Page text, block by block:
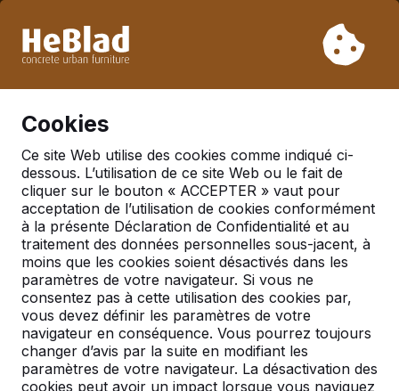
semaine 31 à la semaine 33. Veuillez donc tenir compte des
délais de livraison plus longs.
Cookies
Ce site Web utilise des cookies comme indiqué ci-
dessous. L’utilisation de ce site Web ou le fait de
cliquer sur le bouton « ACCEPTER » vaut pour
acceptation de l’utilisation de cookies conformément
à la présente Déclaration de Confidentialité et au
traitement des données personnelles sous-jacent, à
moins que les cookies soient désactivés dans les
paramètres de votre navigateur. Si vous ne
consentez pas à cette utilisation des cookies par,
vous devez définir les paramètres de votre
navigateur en conséquence. Vous pourrez toujours
changer d’avis par la suite en modifiant les
paramètres de votre navigateur. La désactivation des
cookies peut avoir un impact lorsque vous naviguez
France
Referenties in:Jeu les
bois
Geen reviews gevonden voor deze
locatie.